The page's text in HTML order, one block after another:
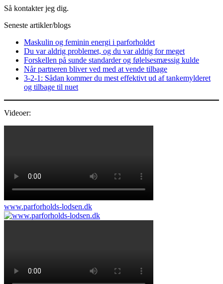
Så kontakter jeg dig.
Seneste artikler/blogs
Maskulin og feminin energi i parforholdet
Du var aldrig problemet, og du var aldrig for meget
Forskellen på sunde standarder og følelsesmæssig kulde
Når partneren bliver ved med at vende tilbage
3‑2‑1: Sådan kommer du mest effektivt ud af tankemylderet
og tilbage til nuet
Videoer:
www.parforholds-lodsen.dk